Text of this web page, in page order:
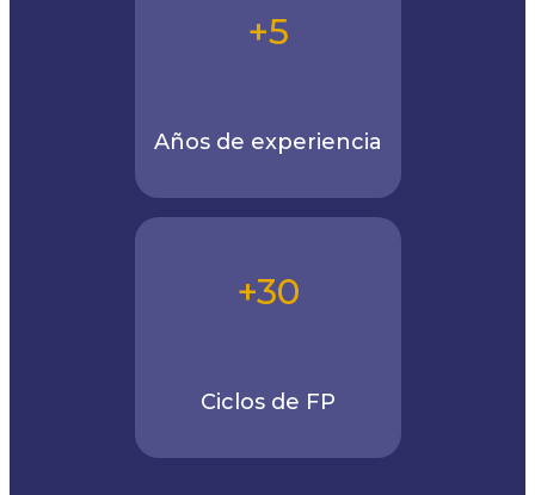
+5
Años de experiencia
+30
Ciclos de FP